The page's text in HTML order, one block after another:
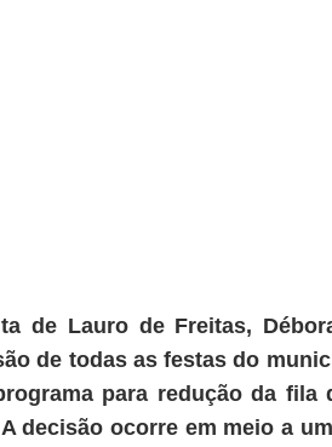
de Lauro de Freitas,
de todas as festas do
para redução da fila
decisão ocorre em meio a